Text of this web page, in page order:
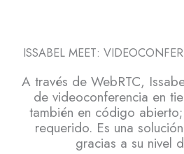
ISSABEL MEET:
A través de WebRTC,
de videoconferencia en
también en código
requerido. Es una
gracias a su nivel